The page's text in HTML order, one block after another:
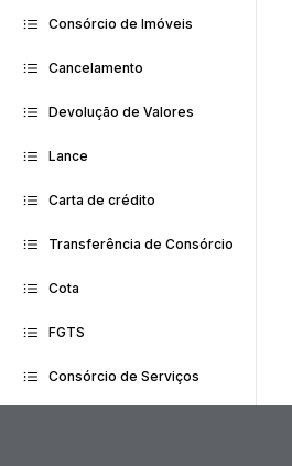
Consórcio de Imóveis
Cancelamento
Devolução de Valores
Lance
Carta de crédito
Transferência de Consórcio
Cota
FGTS
Consórcio de Serviços